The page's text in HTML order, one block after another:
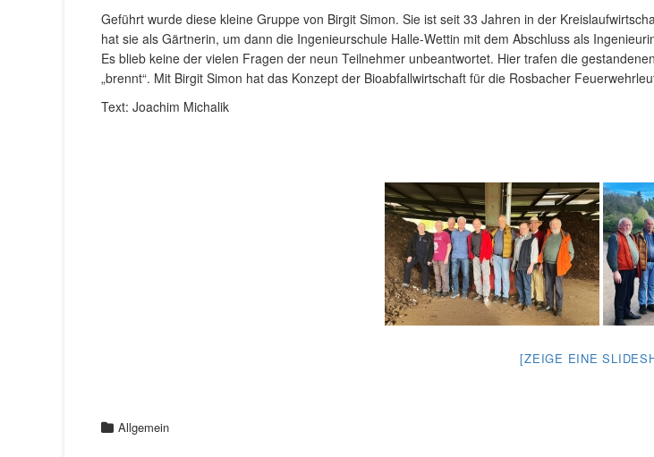
Geführt wurde diese kleine Gruppe von Birgit Simon. Sie ist seit 33 Jahren in der
hat sie als Gärtnerin, um dann die Ingenieurschule Halle-Wettin mit dem Abschluss als
Es blieb keine der vielen Fragen der neun Teilnehmer unbeantwortet. Hier trafen die
„brennt“. Mit Birgit Simon hat das Konzept der Bioabfallwirtschaft für die Rosbacher
Text: Joachim Michalik
[ZEIGE EINE
Allgemein